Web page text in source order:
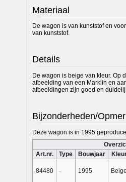
Materiaal
De wagon is van kunststof en
van kunststof.
Details
De wagon is beige van kleur. Op
afbeelding van een Marklin en
afbeeldingen zijn goed en
Bijzonderheden/
Deze wagon is in 1995
Art.nr.
Type Bouwjaar
84480 - 1995